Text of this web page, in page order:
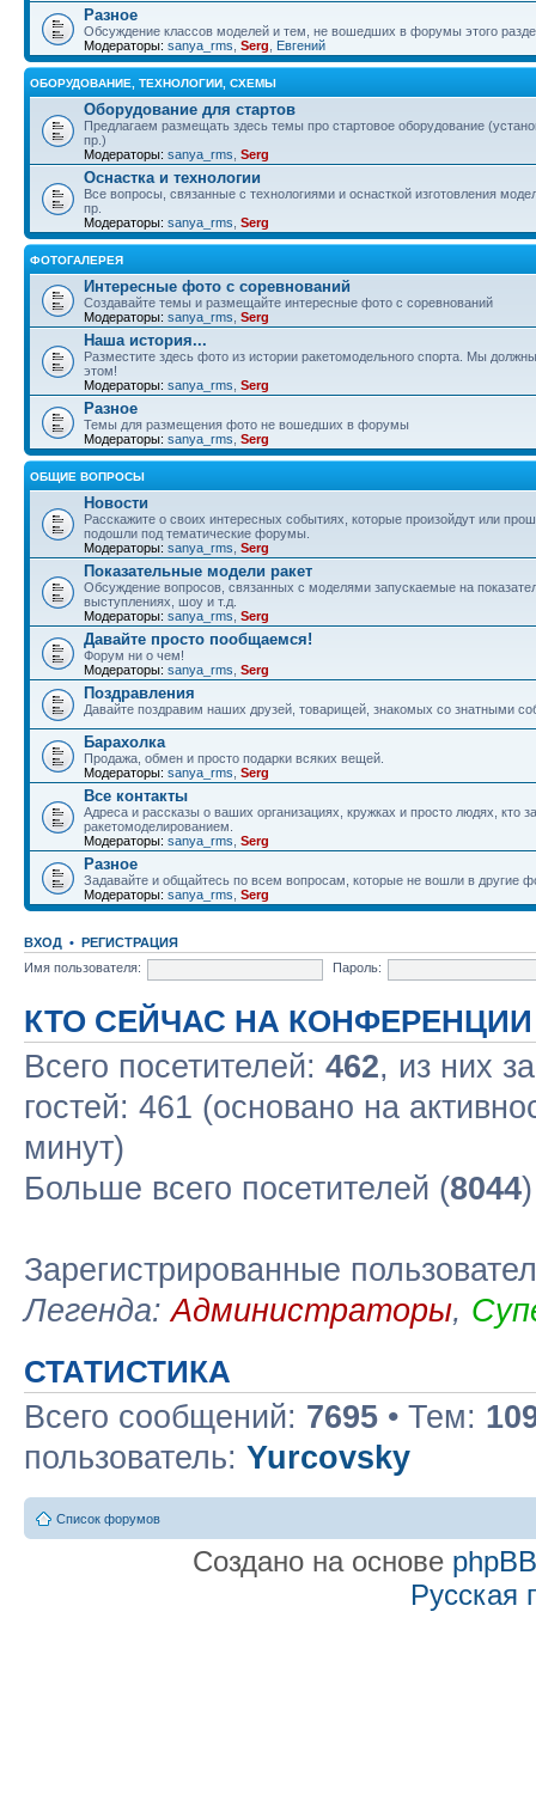
Разное
Обсуждение классов моделей и тем, не вошедших в форумы этого
Модераторы: sanya_rms Serg Евгений
ОБОРУДОВАНИЕ, ТЕХНОЛОГИИ, СХЕМЫ
Оборудование для стартов
Предлагаем размещать здесь темы про стартовое оборудование
пр.)
Модераторы: sanya_rms Serg
Оснастка и технологии
Все вопросы, связанные с технологиями и оснасткой изготовления
пр.
Модераторы: sanya_rms Serg
ФОТОГАЛЕРЕЯ
Интересные фото с соревнований
Создавайте темы и размещайте интересные фото с соревнований
Модераторы: sanya_rms Serg
Наша история...
Разместите здесь фото из истории ракетомодельного спорта. Мы
этом!
Модераторы: sanya_rms Serg
Разное
Темы для размещения фото не вошедших в форумы
Модераторы: sanya_rms Serg
ОБЩИЕ ВОПРОСЫ
Новости
Расскажите о своих интересных событиях, которые произойдут или
подошли под тематические форумы.
Модераторы: sanya_rms Serg
Показательные модели ракет
Обсуждение вопросов, связанных с моделями запускаемые на
выступлениях, шоу и т.д.
Модераторы: sanya_rms Serg
Давайте просто пообщаемся!
Форум ни о чем!
Модераторы: sanya_rms Serg
Поздравления
Давайте поздравим наших друзей, товарищей, знакомых со знатными
Барахолка
Продажа, обмен и просто подарки всяких вещей.
Модераторы: sanya_rms Serg
Все контакты
Адреса и рассказы о ваших организациях, кружках и просто людях, кто
ракетомоделированием.
Модераторы: sanya_rms Serg
Разное
Задавайте и общайтесь по всем вопросам, которые не вошли в другие
Модераторы: sanya_rms Serg
ВХОД • РЕГИСТРАЦИЯ
Имя пользователя:
Пароль:
КТО СЕЙЧАС НА КОНФЕРЕНЦИИ
Всего посетителей: 462, из них
гостей: 461 (основано на
минут)
Больше всего посетителей (8044
Зарегистрированные
Легенда:Администраторы,
СТАТИСТИКА
Всего сообщений: 7695 • Тем:
пользователь: Yurcovsky
Список форумов
Создано на основе phpBB
Русская